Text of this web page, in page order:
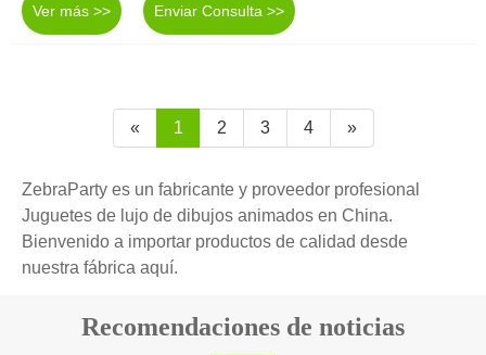
Ver más >> Enviar Consulta >>
« 1 2 3 4 »
ZebraParty es un fabricante y proveedor profesional
Juguetes de lujo de dibujos animados en China.
Bienvenido a importar productos de calidad desde
nuestra fábrica aquí.
Recomendaciones de noticias